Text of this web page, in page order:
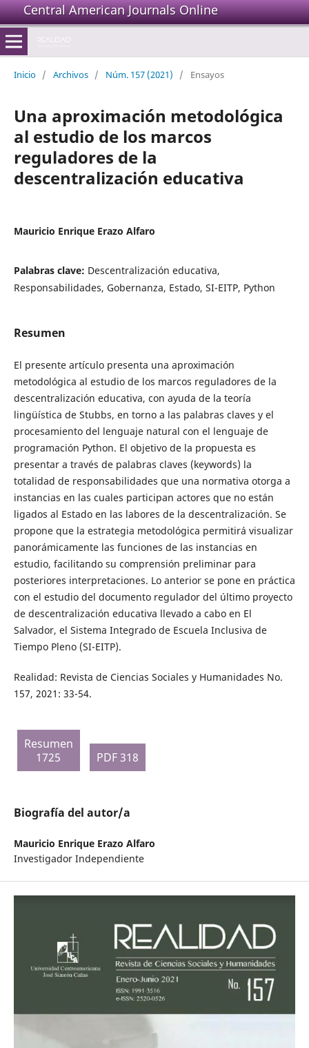
Central American Journals Online
Inicio / Archivos / Núm. 157 (2021) / Ensayos
Una aproximación metodológica
al estudio de los marcos
reguladores de la
descentralización educativa
Mauricio Enrique Erazo Alfaro
Palabras clave: Descentralización educativa,
Responsabilidades, Gobernanza, Estado, SI-EITP, Python
Resumen
El presente artículo presenta una aproximación
metodológica al estudio de los marcos reguladores de la
descentralización educativa, con ayuda de la teoría
lingüística de Stubbs, en torno a las palabras claves y el
procesamiento del lenguaje natural con el lenguaje de
programación Python. El objetivo de la propuesta es
presentar a través de palabras claves (keywords) la
totalidad de responsabilidades que una normativa otorga a
instancias en las cuales participan actores que no están
ligados al Estado en las labores de la descentralización. Se
propone que la estrategia metodológica permitirá visualizar
panorámicamente las funciones de las instancias en
estudio, facilitando su comprensión preliminar para
posteriores interpretaciones. Lo anterior se pone en práctica
con el estudio del documento regulador del último proyecto
de descentralización educativa llevado a cabo en El
Salvador, el Sistema Integrado de Escuela Inclusiva de
Tiempo Pleno (SI-EITP).
Realidad: Revista de Ciencias Sociales y Humanidades No.
157, 2021: 33-54.
Resumen
1725
PDF 318
Biografía del autor/a
Mauricio Enrique Erazo Alfaro
Investigador Independiente